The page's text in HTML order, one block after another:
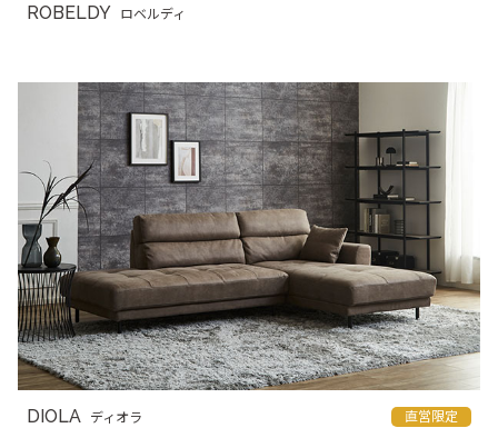
ROBELDY ロベルディ
DIOLA ディオラ 直営限定